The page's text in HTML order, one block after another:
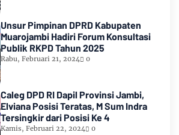
Unsur Pimpinan DPRD Kabupaten
Muarojambi Hadiri Forum Konsultasi
Publik RKPD Tahun 2025
Rabu, Februari 21, 2024 0
Caleg DPD RI Dapil Provinsi Jambi,
Elviana Posisi Teratas, M Sum Indra
Tersingkir dari Posisi Ke 4
Kamis, Februari 22, 2024 0